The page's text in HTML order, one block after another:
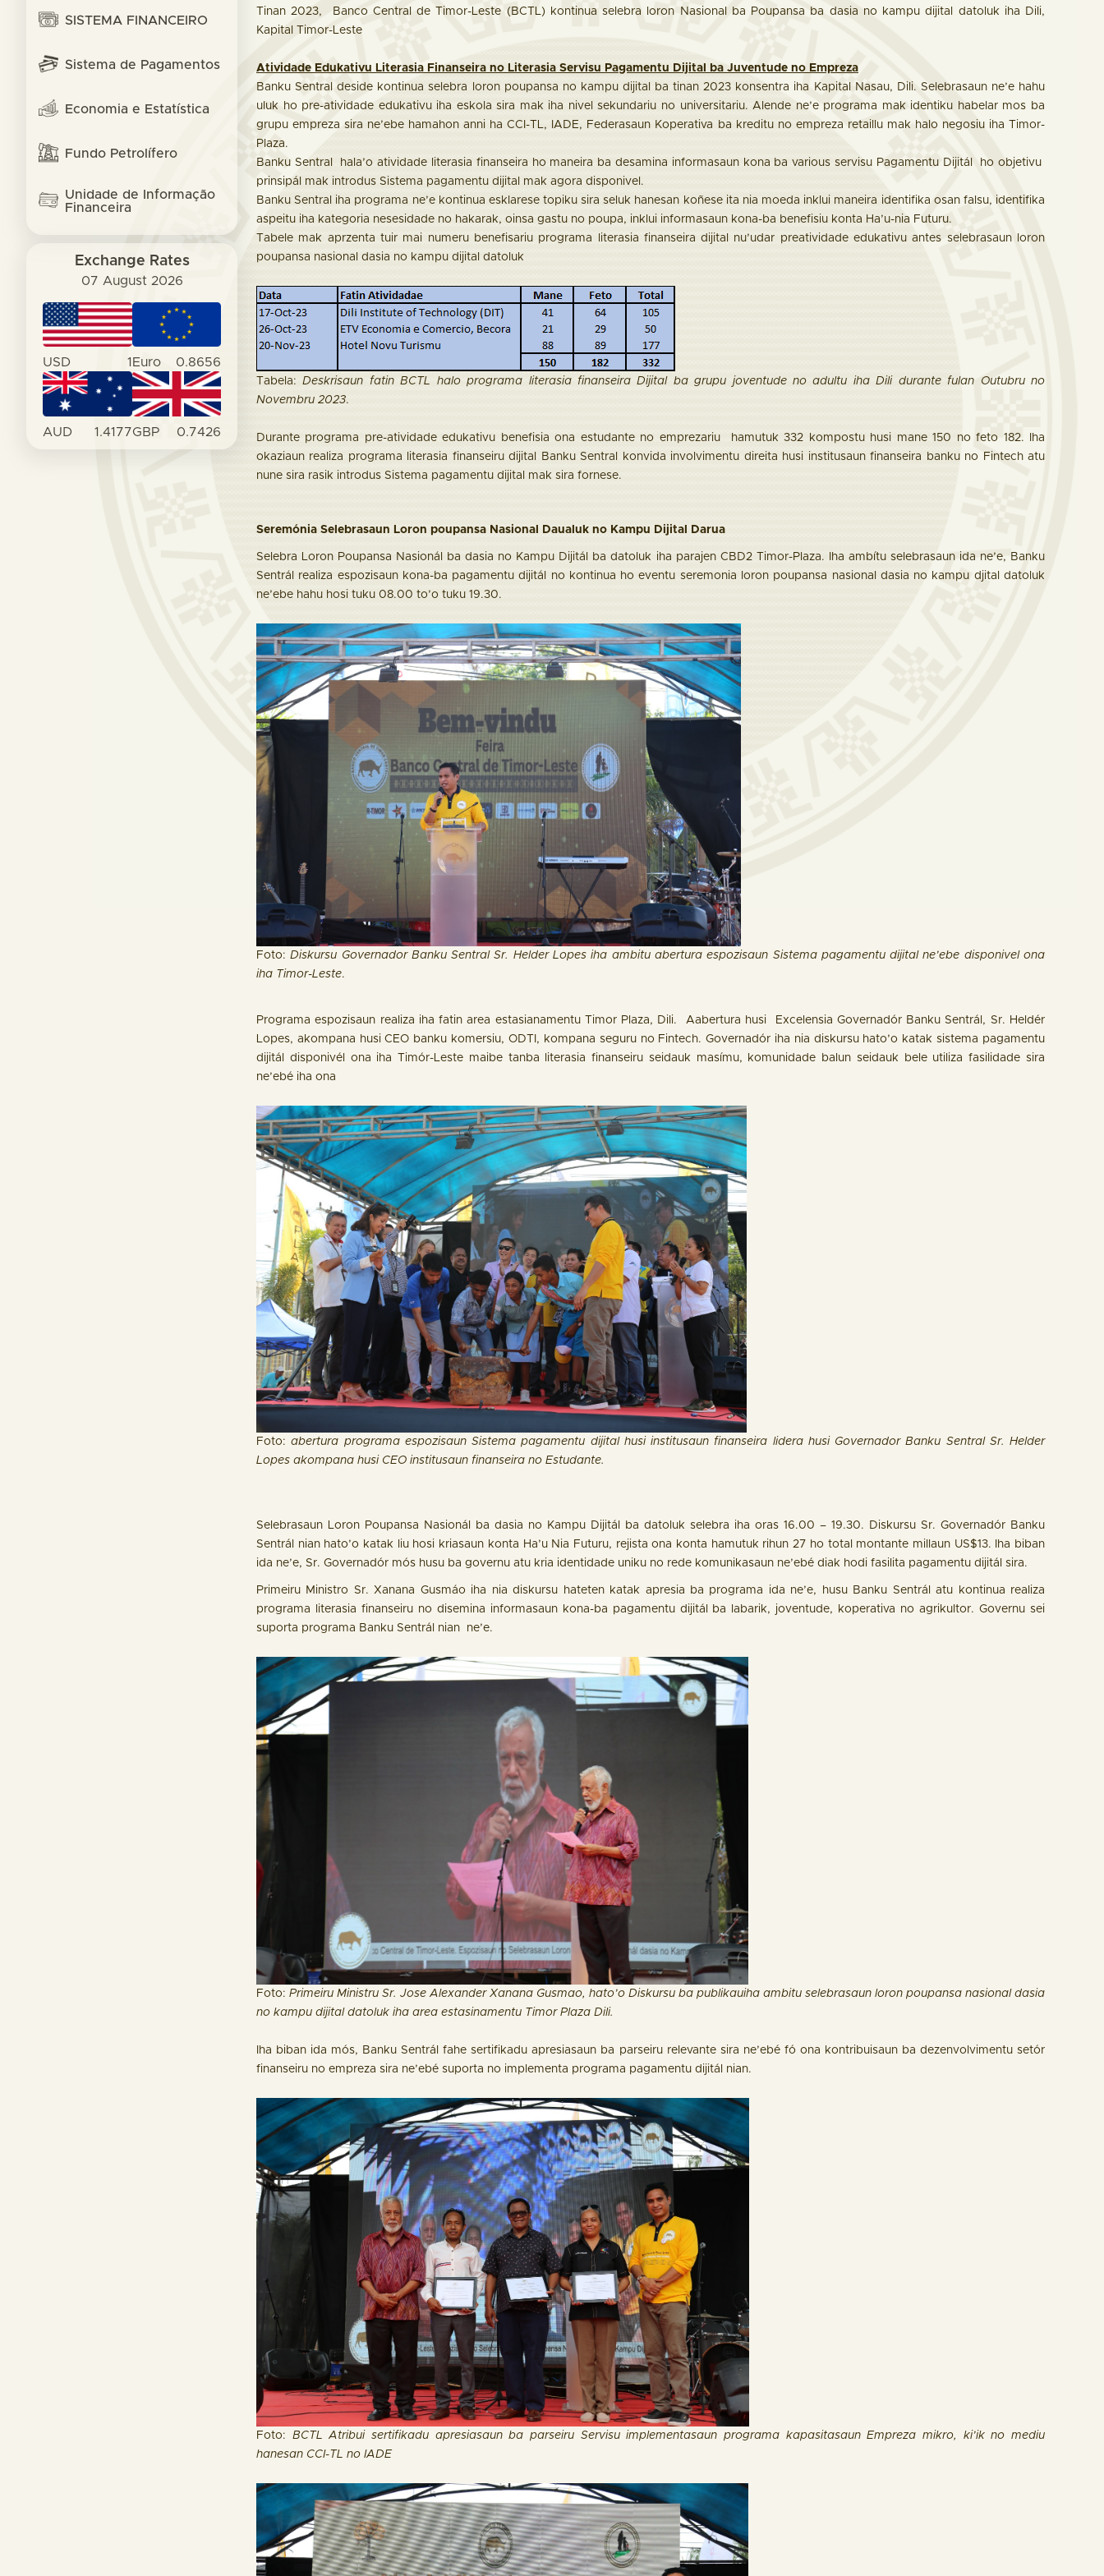
SISTEMA FINANCEIRO
Sistema de Pagamentos
Economia e Estatística
Fundo Petrolífero
Unidade de Informação
Financeira
Exchange Rates
07 August 2026
USD 1 Euro 0.8656
AUD 1.4177GBP 0.7426
Tinan 2023, Banco Central de Timor-Leste (BCTL) kontinua selebra loron Nasional ba Poupansa ba dasia no kampu dijital datoluk iha Dili,
Kapital Timor-Leste
Atividade Edukativu Literasia Finanseira no Literasia Servisu Pagamentu Dijital ba Juventude no Empreza
Banku Sentral deside kontinua selebra loron poupansa no kampu dijital ba tinan 2023 konsentra iha Kapital Nasau, Dili. Selebrasaun ne’e hahu
uluk ho pre-atividade edukativu iha eskola sira mak iha nivel sekundariu no universitariu. Alende ne’e programa mak identiku habelar mos ba
grupu empreza sira ne’ebe hamahon anni ha CCI-TL, IADE, Federasaun Koperativa ba kreditu no empreza retaillu mak halo negosiu iha Timor-
Plaza.
Banku Sentral hala’o atividade literasia finanseira ho maneira ba desamina informasaun kona ba various servisu Pagamentu Dijitál ho objetivu
prinsipál mak introdus Sistema pagamentu dijital mak agora disponivel.
Banku Sentral iha programa ne’e kontinua esklarese topiku sira seluk hanesan koñese ita nia moeda inklui maneira identifika osan falsu, identifika
aspeitu iha kategoria nesesidade no hakarak, oinsa gastu no poupa, inklui informasaun kona-ba benefisiu konta Ha’u-nia Futuru.
Tabele mak aprzenta tuir mai numeru benefisariu programa literasia finanseira dijital nu’udar preatividade edukativu antes selebrasaun loron
poupansa nasional dasia no kampu dijital datoluk
Tabela:Deskrisaun fatin BCTL halo programa literasia finanseira Dijital ba grupu joventude no adultu iha Dili durante fulan Outubru no
Novembru 2023.
Durante programa pre-atividade edukativu benefisia ona estudante no emprezariu hamutuk 332 kompostu husi mane 150 no feto 182. Iha
okaziaun realiza programa literasia finanseiru dijital Banku Sentral konvida involvimentu direita husi institusaun finanseira banku no Fintech atu
nune sira rasik introdus Sistema pagamentu dijital mak sira fornese.
Seremónia Selebrasaun Loron poupansa Nasional Daualuk no Kampu Dijital Darua
Selebra Loron Poupansa Nasionál ba dasia no Kampu Dijitál ba datoluk iha parajen CBD2 Timor-Plaza. Iha ambítu selebrasaun ida ne’e, Banku
Sentrál realiza espozisaun kona-ba pagamentu dijitál no kontinua ho eventu seremonia loron poupansa nasional dasia no kampu djital datoluk
ne’ebe hahu hosi tuku 08.00 to’o tuku 19.30.
Foto:Diskursu Governador Banku Sentral Sr. Helder Lopes iha ambitu abertura espozisaun Sistema pagamentu dijital ne’ebe disponivel ona
iha Timor-Leste.
Programa espozisaun realiza iha fatin area estasianamentu Timor Plaza, Dili. Aabertura husi Excelensia Governadór Banku Sentrál, Sr. Heldér
Lopes, akompana husi CEO banku komersiu, ODTI, kompana seguru no Fintech. Governadór iha nia diskursu hato’o katak sistema pagamentu
dijitál disponivél ona iha Timór-Leste maibe tanba literasia finanseiru seidauk masímu, komunidade balun seidauk bele utiliza fasilidade sira
ne’ebé iha ona
Foto:abertura programa espozisaun Sistema pagamentu dijital husi institusaun finanseira lidera husi Governador Banku Sentral Sr. Helder
Lopes akompana husi CEO institusaun finanseira no Estudante.
Selebrasaun Loron Poupansa Nasionál ba dasia no Kampu Dijitál ba datoluk selebra iha oras 16.00 – 19.30. Diskursu Sr. Governadór Banku
Sentrál nian hato’o katak liu hosi kriasaun konta Ha’u Nia Futuru, rejista ona konta hamutuk rihun 27 ho total montante millaun US$13. Iha biban
ida ne’e, Sr. Governadór mós husu ba governu atu kria identidade uniku no rede komunikasaun ne’ebé diak hodi fasilita pagamentu dijitál sira.
Primeiru Ministro Sr. Xanana Gusmáo iha nia diskursu hateten katak apresia ba programa ida ne’e, husu Banku Sentrál atu kontinua realiza
programa literasia finanseiru no disemina informasaun kona-ba pagamentu dijitál ba labarik, joventude, koperativa no agrikultor. Governu sei
suporta programa Banku Sentrál nian ne’e.
Foto: Primeiru Ministru Sr. Jose Alexander Xanana Gusmao, hato’o Diskursu ba publikauiha ambitu selebrasaun loron poupansa nasional dasia
no kampu dijital datoluk iha area estasinamentu Timor Plaza Dili.
Iha biban ida mós, Banku Sentrál fahe sertifikadu apresiasaun ba parseiru relevante sira ne’ebé fó ona kontribuisaun ba dezenvolvimentu setór
finanseiru no empreza sira ne’ebé suporta no implementa programa pagamentu dijitál nian.
Foto: BCTL Atribui sertifikadu apresiasaun ba parseiru Servisu implementasaun programa kapasitasaun Empreza mikro, ki’ik no mediu
hanesan CCI-TL no IADE